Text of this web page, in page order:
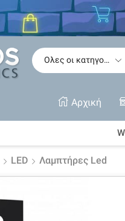
Αρχική
LED Λαμπτήρες Led